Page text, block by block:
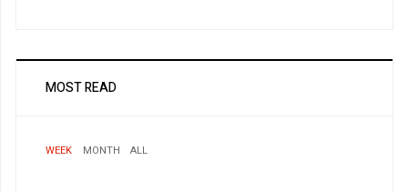
MOST READ
WEEK MONTH ALL